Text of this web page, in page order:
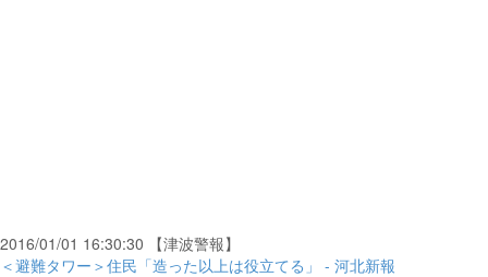
2016/01/01 16:30:30 【津波警報】
＜避難タワー＞住民「造った以上は役立てる」 - 河北新報